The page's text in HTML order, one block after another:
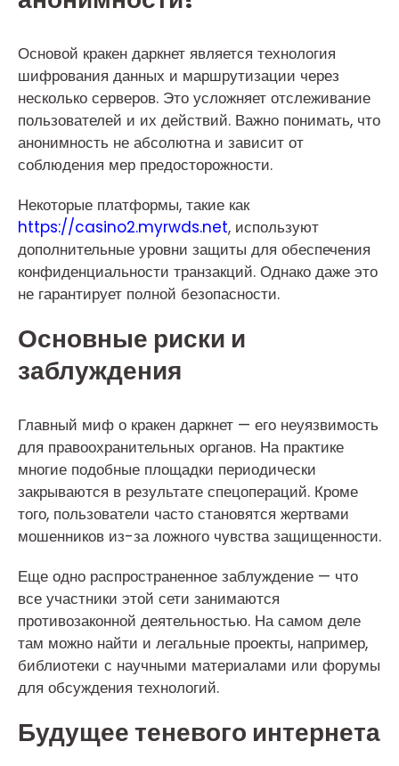
Основой кракен даркнет является технология
шифрования данных и маршрутизации через
несколько серверов. Это усложняет отслеживание
пользователей и их действий. Важно понимать, что
анонимность не абсолютна и зависит от
соблюдения мер предосторожности.
Некоторые платформы, такие как
https://casino2.myrwds.net, используют
дополнительные уровни защиты для обеспечения
конфиденциальности транзакций. Однако даже это
не гарантирует полной безопасности.
Основные риски и
заблуждения
Главный миф о кракен даркнет — его неуязвимость
для правоохранительных органов. На практике
многие подобные площадки периодически
закрываются в результате спецопераций. Кроме
того, пользователи часто становятся жертвами
мошенников из-за ложного чувства защищенности.
Еще одно распространенное заблуждение — что
все участники этой сети занимаются
противозаконной деятельностью. На самом деле
там можно найти и легальные проекты, например,
библиотеки с научными материалами или форумы
для обсуждения технологий.
Будущее теневого интернета